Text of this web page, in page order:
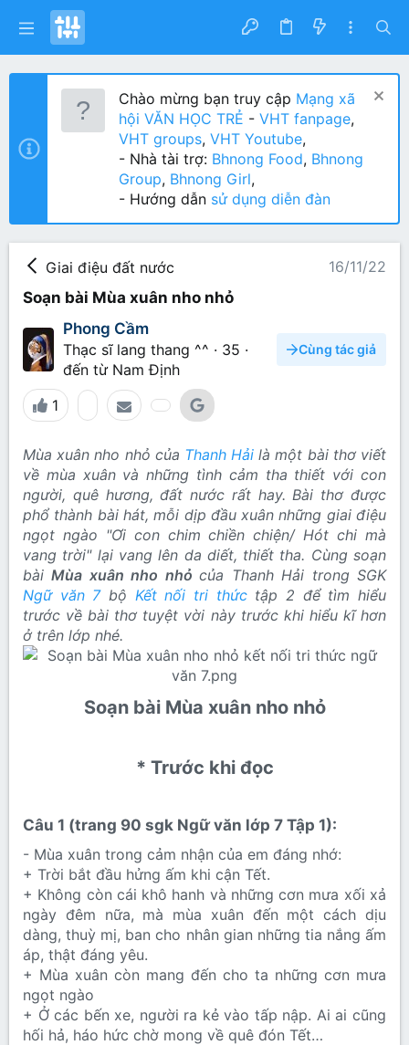
Chào mừng bạn truy cập Mạng xã
hội VĂN HỌC TRẺ - VHT fanpage,
VHT groups, VHT Youtube,
- Nhà tài trợ: Bhnong Food, Bhnong
Group, Bhnong Girl,
- Hướng dẫn sử dụng diễn đàn
Giai điệu đất nước
16/11/22
Soạn bài Mùa xuân nho nhỏ
Phong Cầm
Thạc sĩ lang thang ^^ · 35 ·
đến từ Nam Định
Cùng tác giả
1
Mùa xuân nho nhỏ của Thanh Hải là một bài thơ viết
về mùa xuân và những tình cảm tha thiết với con
người, quê hương, đất nước rất hay. Bài thơ được
phổ thành bài hát, mỗi dịp đầu xuân những giai điệu
ngọt ngào "Ơi con chim chiền chiện/ Hót chi mà
vang trời" lại vang lên da diết, thiết tha. Cùng soạn
bàiMùa xuân nho nhỏcủa Thanh Hải trong SGK
Ngữ văn 7bộ Kết nối tri thứctập 2 để tìm hiểu
trước về bài thơ tuyệt vời này trước khi hiểu kĩ hơn
ở trên lớp nhé.
Soạn bài Mùa xuân nho nhỏ​
* Trước khi đọc​
Câu 1 (trang 90 sgk Ngữ văn lớp 7 Tập 1):​
- Mùa xuân trong cảm nhận của em đáng nhớ:
+ Trời bắt đầu hửng ấm khi cận Tết.
+ Không còn cái khô hanh và những cơn mưa xối xả
ngày đêm nữa, mà mùa xuân đến một cách dịu
dàng, thuỳ mị, ban cho nhân gian những tia nắng ấm
áp, thật đáng yêu.
+ Mùa xuân còn mang đến cho ta những cơn mưa
ngọt ngào
+ Ở các bến xe, người ra kẻ vào tấp nập. Ai ai cũng
hối hả, háo hức chờ mong về quê đón Tết…